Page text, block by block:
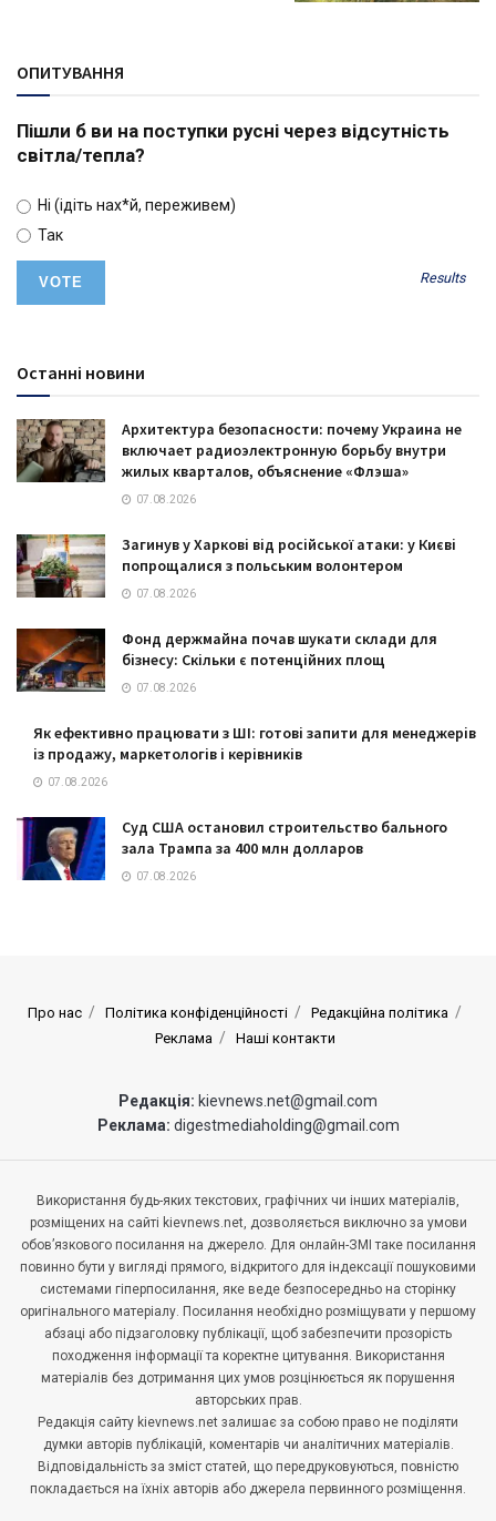
ОПИТУВАННЯ
Пішли б ви на поступки русні через відсутність
світла/тепла?
Ні (ідіть нах*й, переживем)
Так
Results
Останні новини
Архитектура безопасности: почему Украина не
включает радиоэлектронную борьбу внутри
жилых кварталов, объяснение «Флэша»
07.08.2026
Загинув у Харкові від російської атаки: у Києві
попрощалися з польським волонтером
07.08.2026
Фонд держмайна почав шукати склади для
бізнесу: Скільки є потенційних площ
07.08.2026
Як ефективно працювати з ШІ: готові запити для менеджерів
із продажу, маркетологів і керівників
07.08.2026
Суд США остановил строительство бального
зала Трампа за 400 млн долларов
07.08.2026
Про нас Політика конфіденційності
Редакційна політика
Реклама
Наші контакти
Редакція: kievnews.net@gmail.com
Реклама: digestmediaholding@gmail.com
Використання будь-яких текстових, графічних чи інших матеріалів,
розміщених на сайті kievnews.net, дозволяється виключно за умови
обов’язкового посилання на джерело. Для онлайн-ЗМІ таке посилання
повинно бути у вигляді прямого, відкритого для індексації пошуковими
системами гіперпосилання, яке веде безпосередньо на сторінку
оригінального матеріалу. Посилання необхідно розміщувати у першому
абзаці або підзаголовку публікації, щоб забезпечити прозорість
походження інформації та коректне цитування. Використання
матеріалів без дотримання цих умов розцінюється як порушення
авторських прав.
Редакція сайту kievnews.net залишає за собою право не поділяти
думки авторів публікацій, коментарів чи аналітичних матеріалів.
Відповідальність за зміст статей, що передруковуються, повністю
покладається на їхніх авторів або джерела первинного розміщення.